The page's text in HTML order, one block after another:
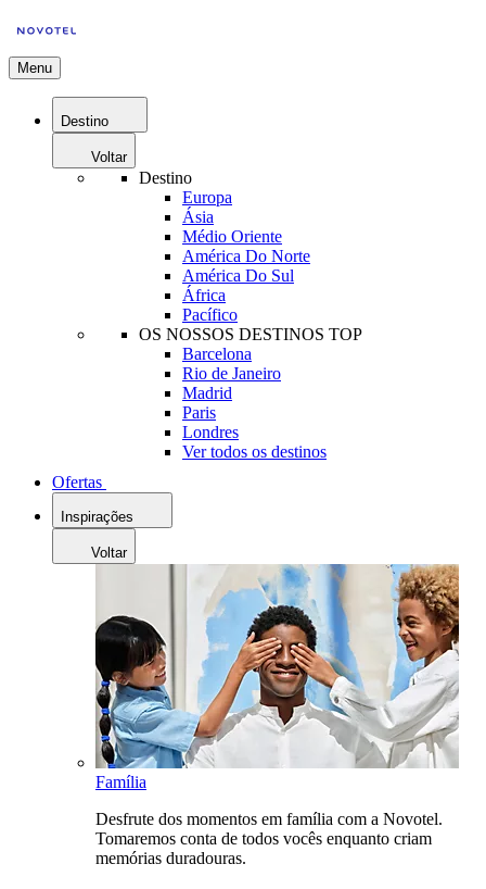
Menu
Destino
Voltar
Destino
Europa
Ásia
Médio Oriente
América Do Norte
América Do Sul
África
Pacífico
OS NOSSOS DESTINOS TOP
Barcelona
Rio de Janeiro
Madrid
Paris
Londres
Ver todos os destinos
Ofertas
Inspirações
Voltar
Família
Desfrute dos momentos em família com a Novotel.
Tomaremos conta de todos vocês enquanto criam
memórias duradouras.